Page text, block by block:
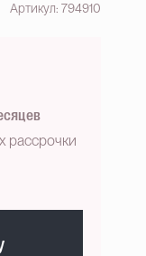
Артикул: 794910
рассрочки